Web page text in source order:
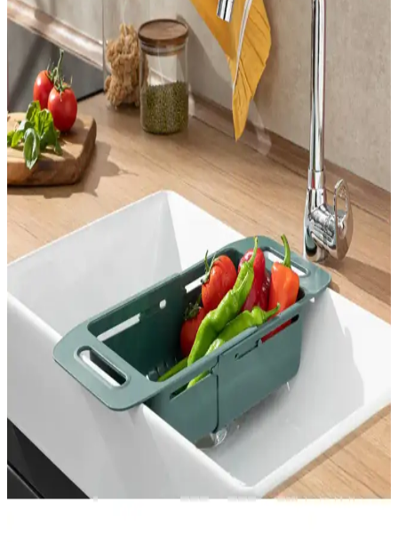
Homie Line 3 Parça Kare Lavabo Banyo Seti
Modern ve Dayanıklı Tasarım
Homie'nin kare lavabo seti, modern tasarımı ve dayanıklı
malzemeleriyle banyonuzda şıklık ve fonksiyonellik sağlar. Üç
parçadan oluşan set, hijyen ve kullanım kolaylığı sunar.
Süzgeçli Banyo ve Lavabo Gider Filtresi: Dayanıklı
ve Pratik Kullanım İçin Rehber
Dem Home'un silikon gider filtresi, kolay takılır, kötü kokuları önler
ve dayanıklıdır. Pratik kullanımıyla hijyen sağlar, uygun fiyatlı ve
estetik tasarımıyla tercih edilir.
Blue Home Light 1080 Derece Dönebilen Mutfak ve
Lavabo Bataryası - Pratik ve Dayanıklı Tasarım
Blue Home Light 1080 derece dönebilir mutfak ve lavabo bataryası,
estetik, dayanıklı ve pratik kullanım sunar. Filtreli su akışı ve hafif
yapısıyla hijyen ve kullanım kolaylığı sağlar.
AYGÖREN HOME Kendinden Boşaltmalı
Sabunluk – Ördek Desenli, Su Tutmaz, Lavabo
Bu lavabo üstü sabunluk, kendinden boşaltmalı tasarımıyla sabun
artıkları için hızlı kuruma sağlar ve su birikimini önler. Ördek desenli
beyaz plastik yapısı hafiflik sunar; mutfak ve banyoda dekoratif ve
fonksiyonel bir düzen kurar.